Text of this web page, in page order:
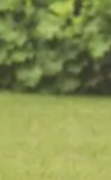
De
Eenmalig